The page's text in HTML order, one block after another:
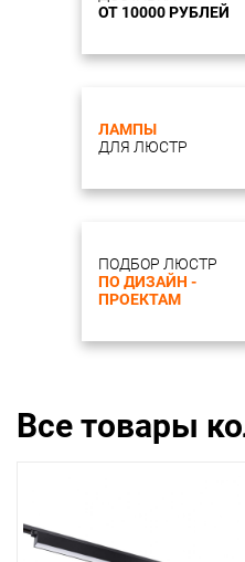
ОТ 10000 РУБЛЕЙ
ЛАМПЫ
ДЛЯ ЛЮСТР
ПОДБОР ЛЮСТР
ПО ДИЗАЙН -
ПРОЕКТАМ
Все товары